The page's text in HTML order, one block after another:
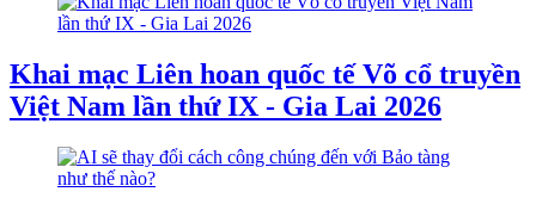
Khai mạc Liên hoan quốc tế Võ cổ truyền
Việt Nam lần thứ IX - Gia Lai 2026